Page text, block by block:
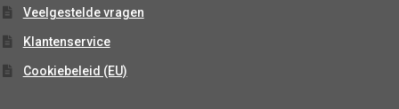
Veelgestelde vragen
Klantenservice
Cookiebeleid (EU)